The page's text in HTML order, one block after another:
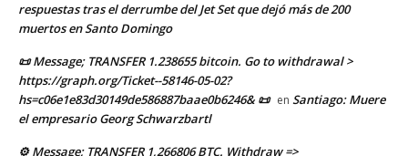
respuestas tras el derrumbe del Jet Set que dejó más de 200
muertos en Santo Domingo
📜 Message; TRANSFER 1.238655 bitcoin. Go to withdrawal >
https://graph.org/Ticket--58146-05-02?
hs=c06e1e83d30149de586887baae0b6246& 📜 en Santiago: Muere
el empresario Georg Schwarzbartl
⚙ Message; TRANSFER 1,266806 BTC. Withdraw =>